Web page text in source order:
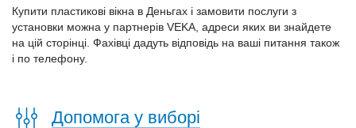
Купити пластикові вікна в Деньгах і замовити послуги з
установки можна у партнерів VEKA, адреси яких ви знайдете
на цій сторінці. Фахівці дадуть відповідь на ваші питання також
і по телефону.
Допомога у виборі